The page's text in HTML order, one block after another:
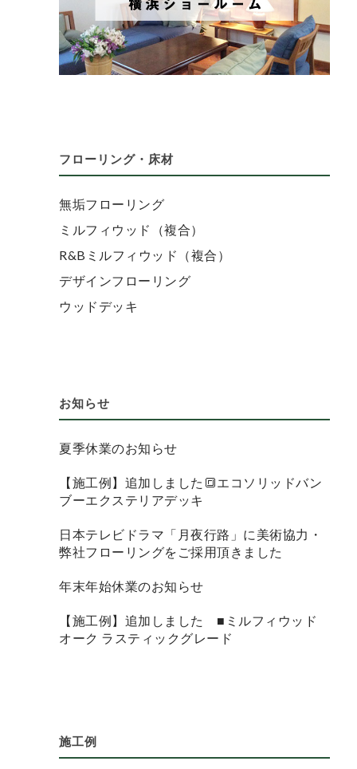
フローリング・床材
無垢フローリング
ミルフィウッド（複合）
R&Bミルフィウッド（複合）
デザインフローリング
ウッドデッキ
お知らせ
夏季休業のお知らせ
【施工例】追加しました🔳エコソリッドバン
ブーエクステリアデッキ
日本テレビドラマ「月夜行路」に美術協力・
弊社フローリングをご採用頂きました
年末年始休業のお知らせ
【施工例】追加しました ■ミルフィウッド
オーク ラスティックグレード
施工例